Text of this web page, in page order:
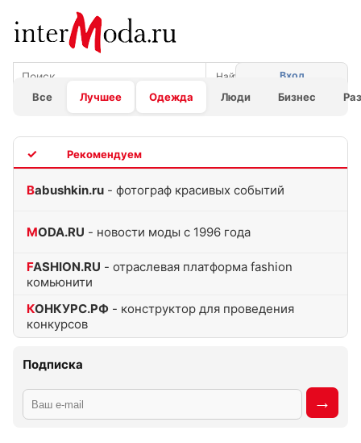
Все Лучшее Одежда Люди Бизнес
Вход
Babushkin.ru - фотограф красивых событий
MODA.RU - новости моды с 1996 года
FASHION.RU - отраслевая платформа fashion
комьюнити
КОНКУРС.РФ - конструктор для проведения
конкурсов
Подписка